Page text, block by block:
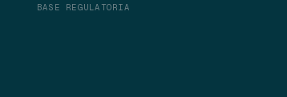
BASE REGULATORIA